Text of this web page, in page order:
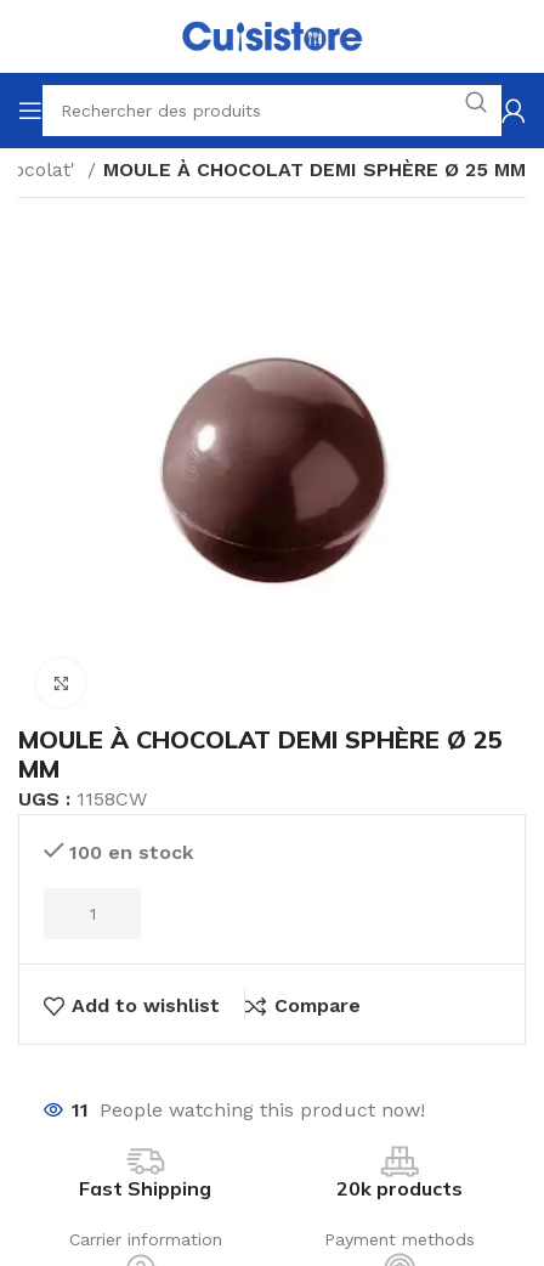
MOULE À CHOCOLAT DEMI SPHÈRE Ø 25 MM
MOULE À CHOCOLAT DEMI SPHÈRE Ø 25
MM
UGS : 1158CW
100 en stock
Add to wishlist Compare
11 People watching this product now!
Fast Shipping
Carrier information
20k products
Payment methods